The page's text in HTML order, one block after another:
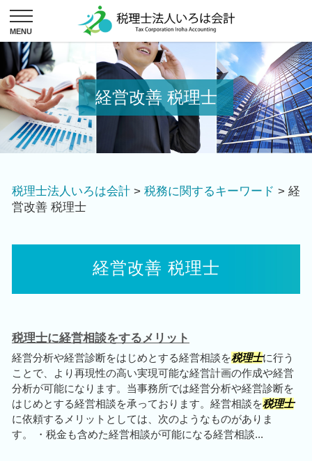
経営改善 税理士
税理士法人いろは会計 > 税務に関するキーワード > 経
営改善 税理士
経営改善 税理士
税理士に経営相談をするメリット
経営分析や経営診断をはじめとする経営相談を税理士に行う
ことで、より再現性の高い実現可能な経営計画の作成や経営
分析が可能になります。当事務所では経営分析や経営診断を
はじめとする経営相談を承っております。経営相談を税理士
に依頼するメリットとしては、次のようなものがありま
す。 ・税金も含めた経営相談が可能になる経営相談...